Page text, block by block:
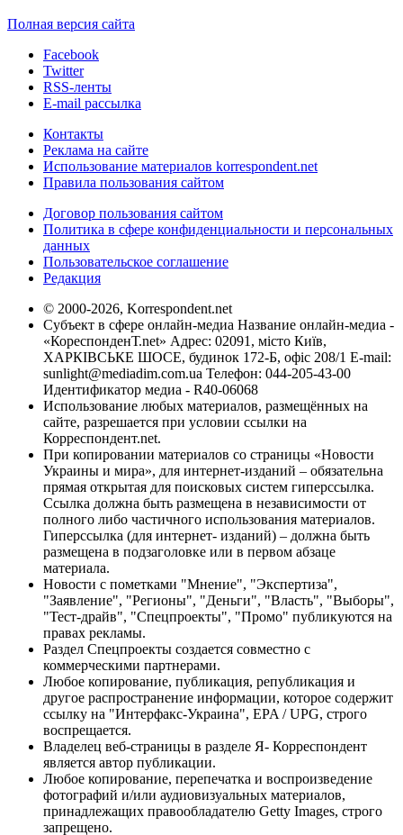
Полная версия сайта
Facebook
Twitter
RSS-ленты
E-mail рассылка
Контакты
Реклама на сайте
Использование материалов korrespondent.net
Правила пользования сайтом
Договор пользования сайтом
Политика в сфере конфиденциальности и персональных
данных
Пользовательское соглашение
Редакция
© 2000-2026, Korrespondent.net
Субъект в сфере онлайн-медиа Название онлайн-медиа -
«КореспонденТ.net» Адрес: 02091, місто Київ,
ХАРКІВСЬКЕ ШОСЕ, будинок 172-Б, офіс 208/1 E-mail:
sunlight@mediadim.com.ua Телефон: 044-205-43-00
Идентификатор медиа - R40-06068
Использование любых материалов, размещённых на
сайте, разрешается при условии ссылки на
Корреспондент.net.
При копировании материалов со страницы «Новости
Украины и мира», для интернет-изданий – обязательна
прямая открытая для поисковых систем гиперссылка.
Ссылка должна быть размещена в независимости от
полного либо частичного использования материалов.
Гиперссылка (для интернет- изданий) – должна быть
размещена в подзаголовке или в первом абзаце
материала.
Новости с пометками "Мнение", "Экспертиза",
"Заявление", "Регионы", "Деньги", "Власть", "Выборы",
"Тест-драйв", "Спецпроекты", "Промо" публикуются на
правах рекламы.
Раздел Спецпроекты создается совместно с
коммерческими партнерами.
Любое копирование, публикация, републикация и
другое распространение информации, которое содержит
ссылку на "Интерфакс-Украина", EPA / UPG, строго
воспрещается.
Владелец веб-страницы в разделе Я- Корреспондент
является автор публикации.
Любое копирование, перепечатка и воспроизведение
фотографий и/или аудиовизуальных материалов,
принадлежащих правообладателю Getty Images, строго
запрещено.